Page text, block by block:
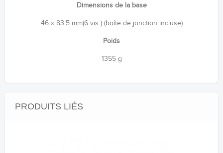
Dimensions de la base
46 x 83.5 mm(6 vis ) (boîte de jonction incluse)
Poids
1355 g
PRODUITS LIÉS